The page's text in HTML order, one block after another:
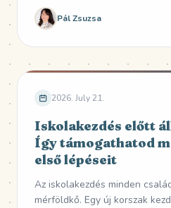
Pál Zsuzsa
2026. July 21.
Iskolakezdés előtt
Így támogathatod
első lépéseit
Az iskolakezdés minden
mérföldkő. Egy új korszak